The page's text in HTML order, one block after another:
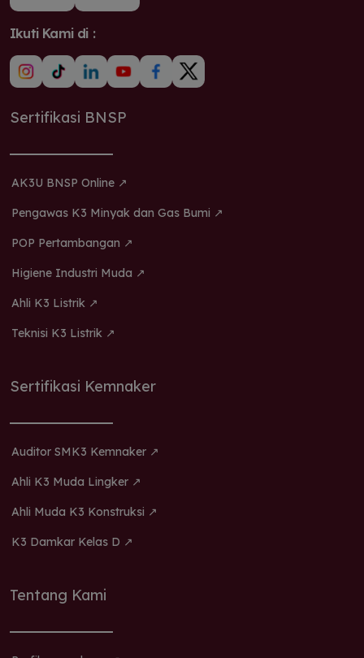
Ikuti Kami di :
Sertifikasi BNSP
AK3U BNSP Online ↗
Pengawas K3 Minyak dan Gas Bumi ↗
POP Pertambangan ↗
Higiene Industri Muda ↗
Ahli K3 Listrik ↗
Teknisi K3 Listrik ↗
Sertifikasi Kemnaker
Auditor SMK3 Kemnaker ↗
Ahli K3 Muda Lingker ↗
Ahli Muda K3 Konstruksi ↗
K3 Damkar Kelas D ↗
Tentang Kami